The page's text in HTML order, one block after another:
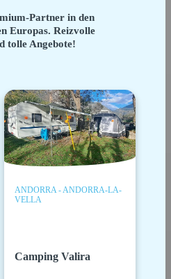
Partner in den
Europas. Reizvolle
tolle Angebote!
ANDORRA - ANDORRA-LA-
VELLA
Camping Valira